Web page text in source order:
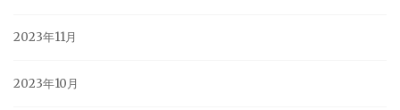
2023年11月
2023年10月